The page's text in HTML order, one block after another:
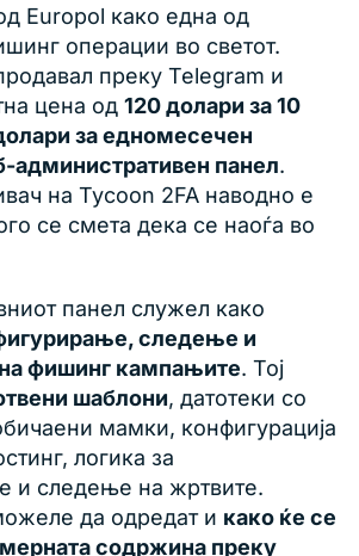
Europol како една од
операции во светот.
преку Telegram и
цена од 120 долари за 10
за едномесечен
административен панел.
на Tycoon 2FA наводно е
се смета дека се наоѓа во
панел служел како
следење и
фишинг кампањите. Тој
шаблони, датотеки со
мамки, конфигурација
логика за
и следење на жртвите.
да одредат и како ќе се
содржина преку